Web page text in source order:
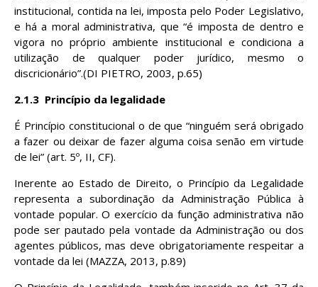
institucional, contida na lei, imposta pelo Poder Legislativo,
e há a moral administrativa, que “é imposta de dentro e
vigora no próprio ambiente institucional e condiciona a
utilização de qualquer poder jurídico, mesmo o
discricionário”.(DI PIETRO, 2003, p.65)
2.1.3 Princípio da legalidade
É Princípio constitucional o de que “ninguém será obrigado
a fazer ou deixar de fazer alguma coisa senão em virtude
de lei” (art. 5º, II, CF).
Inerente ao Estado de Direito, o Princípio da Legalidade
representa a subordinação da Administração Pública à
vontade popular. O exercício da função administrativa não
pode ser pautado pela vontade da Administração ou dos
agentes públicos, mas deve obrigatoriamente respeitar a
vontade da lei (MAZZA, 2013, p.89)